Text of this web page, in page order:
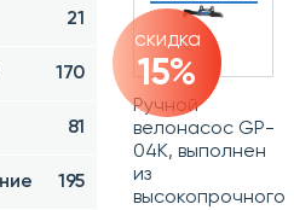
21
170
81
195
скидка
15%
Ручной
велонасос GP-
04K, выполнен
из
высокопрочного